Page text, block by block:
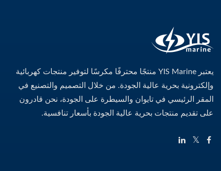
يعتبر YIS Marine منتجًا محترفًا مكرسًا لتوفير منتجات كهربائية
وإلكترونية بحرية عالية الجودة. من خلال التصميم والتصنيع في
المقر الرئيسي في تايوان والسيطرة على الجودة، نحن قادرون
على تقديم منتجات بحرية عالية الجودة بأسعار تنافسية.